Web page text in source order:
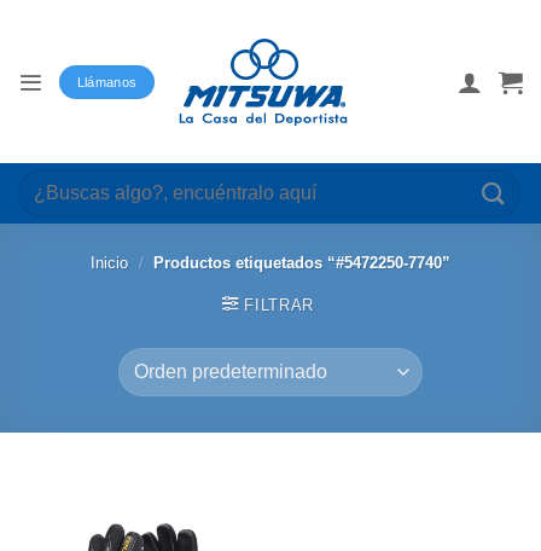
Llámanos
Buscar
por:
Inicio / Productos etiquetados “#5472250-7740”
FILTRAR